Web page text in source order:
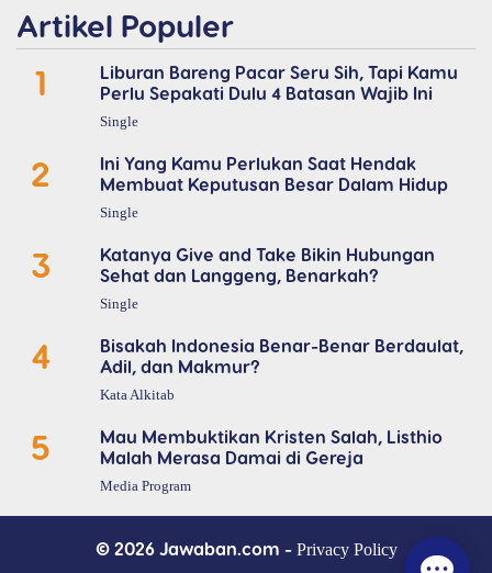
Artikel Populer
1
Liburan Bareng Pacar Seru Sih, Tapi Kamu
Perlu Sepakati Dulu 4 Batasan Wajib Ini
Single
2
Ini Yang Kamu Perlukan Saat Hendak
Membuat Keputusan Besar Dalam Hidup
Single
3
Katanya Give and Take Bikin Hubungan
Sehat dan Langgeng, Benarkah?
Single
4
Bisakah Indonesia Benar-Benar Berdaulat,
Adil, dan Makmur?
Kata Alkitab
5
Mau Membuktikan Kristen Salah, Listhio
Malah Merasa Damai di Gereja
Media Program
© 2026 Jawaban.com - Privacy Policy